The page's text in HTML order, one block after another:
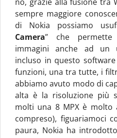
sempre maggiore
di Nokia possiamo
Camera” che
immagini anche ad un
incluso in questo
funzioni, una tra tutte, i
abbiamo avuto modo di
alta è la risoluzione più
molti una 8 MPX è molto
compreso), figuariamoci
paura, Nokia ha